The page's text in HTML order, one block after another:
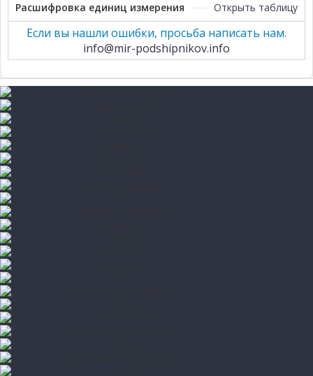
Расшифровка единиц измерения
Открыть таблицу
Если вы нашли ошибки, просьба написать нам.
info@mir-podshipnikov.info